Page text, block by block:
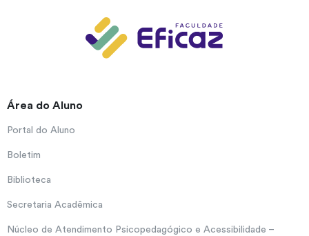
Área do Aluno
Portal do Aluno
Boletim
Biblioteca
Secretaria Acadêmica
Núcleo de Atendimento Psicopedagógico e Acessibilidade –